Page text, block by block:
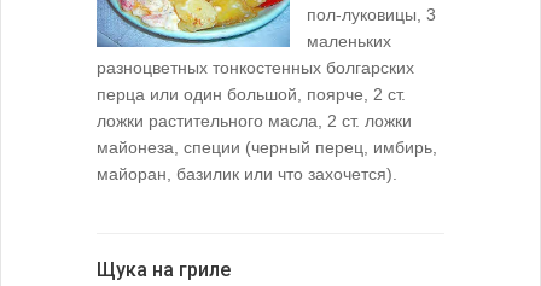
пол-луковицы, 3
маленьких
разноцветных тонкостенных болгарских
перца или один большой, поярче, 2 ст.
ложки растительного масла, 2 ст. ложки
майонеза, специи (черный перец, имбирь,
майоран, базилик или что захочется).
Щука на гриле